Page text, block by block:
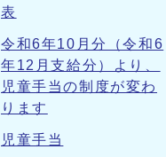
表
令和6年10月分（令和6
年12月支給分）より、
児童手当の制度が変わ
ります
児童手当